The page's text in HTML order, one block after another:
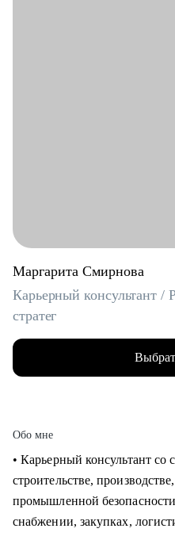
Маргарита Смирнова
Карьерный консультант /
стратег
Обо мне
• Карьерный консультант со
строительстве,
промышленной
снабжении, закупках,